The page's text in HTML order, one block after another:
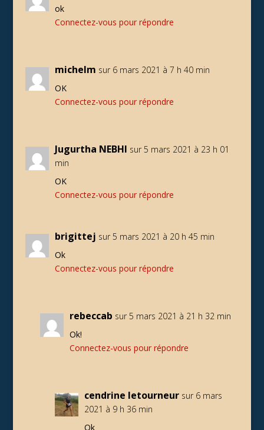
ok
Connectez-vous pour répondre
michelm sur 6 mars 2021 à 7 h 40 min
OK
Connectez-vous pour répondre
Jugurtha NEBHI sur 5 mars 2021 à 23 h 01
min
OK
Connectez-vous pour répondre
brigittej sur 5 mars 2021 à 20 h 45 min
Ok
Connectez-vous pour répondre
rebeccab sur 5 mars 2021 à 21 h 32 min
Ok!
Connectez-vous pour répondre
cendrine letourneur sur 6 mars
2021 à 9 h 36 min
Ok